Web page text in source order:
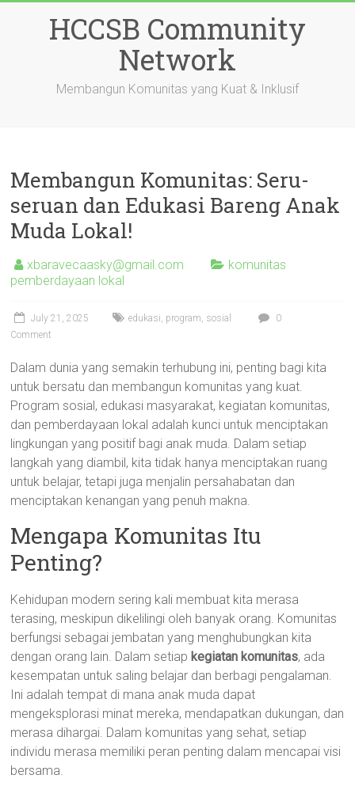
HCCSB Community
Network
Membangun Komunitas yang Kuat & Inklusif
Membangun Komunitas: Seru-
seruan dan Edukasi Bareng Anak
Muda Lokal!
xbaravecaasky@gmail.com
komunitas
pemberdayaan lokal
July 21, 2025 edukasi, program, sosial
0
Comment
Dalam dunia yang semakin terhubung ini, penting bagi kita
untuk bersatu dan membangun komunitas yang kuat.
Program sosial, edukasi masyarakat, kegiatan komunitas,
dan pemberdayaan lokal adalah kunci untuk menciptakan
lingkungan yang positif bagi anak muda. Dalam setiap
langkah yang diambil, kita tidak hanya menciptakan ruang
untuk belajar, tetapi juga menjalin persahabatan dan
menciptakan kenangan yang penuh makna.
Mengapa Komunitas Itu
Penting?
Kehidupan modern sering kali membuat kita merasa
terasing, meskipun dikelilingi oleh banyak orang. Komunitas
berfungsi sebagai jembatan yang menghubungkan kita
dengan orang lain. Dalam setiap kegiatan komunitas, ada
kesempatan untuk saling belajar dan berbagi pengalaman.
Ini adalah tempat di mana anak muda dapat
mengeksplorasi minat mereka, mendapatkan dukungan, dan
merasa dihargai. Dalam komunitas yang sehat, setiap
individu merasa memiliki peran penting dalam mencapai visi
bersama.